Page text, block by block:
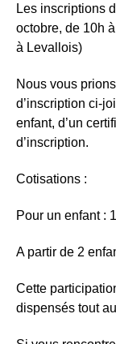
Les inscriptions
octobre, de 10h
à Levallois)
Nous vous
d’inscription ci-
enfant, d’un
d’inscription.
Cotisations :
Pour un enfant :
A partir de 2
Cette
dispensés tout